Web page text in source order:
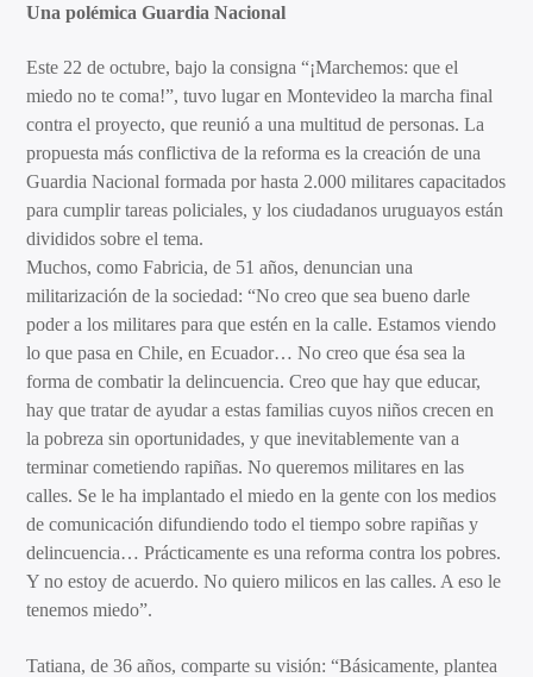
Una polémica Guardia Nacional
Este 22 de octubre, bajo la consigna “¡Marchemos: que el
miedo no te coma!”, tuvo lugar en Montevideo la marcha final
contra el proyecto, que reunió a una multitud de personas. La
propuesta más conflictiva de la reforma es la creación de una
Guardia Nacional formada por hasta 2.000 militares capacitados
para cumplir tareas policiales, y los ciudadanos uruguayos están
divididos sobre el tema.
Muchos, como Fabricia, de 51 años, denuncian una
militarización de la sociedad: “No creo que sea bueno darle
poder a los militares para que estén en la calle. Estamos viendo
lo que pasa en Chile, en Ecuador… No creo que ésa sea la
forma de combatir la delincuencia. Creo que hay que educar,
hay que tratar de ayudar a estas familias cuyos niños crecen en
la pobreza sin oportunidades, y que inevitablemente van a
terminar cometiendo rapiñas. No queremos militares en las
calles. Se le ha implantado el miedo en la gente con los medios
de comunicación difundiendo todo el tiempo sobre rapiñas y
delincuencia… Prácticamente es una reforma contra los pobres.
Y no estoy de acuerdo. No quiero milicos en las calles. A eso le
tenemos miedo”.
Tatiana, de 36 años, comparte su visión: “Básicamente, plantea